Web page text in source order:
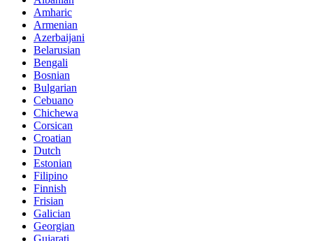
Amharic
Armenian
Azerbaijani
Belarusian
Bengali
Bosnian
Bulgarian
Cebuano
Chichewa
Corsican
Croatian
Dutch
Estonian
Filipino
Finnish
Frisian
Galician
Georgian